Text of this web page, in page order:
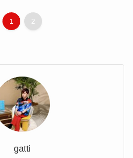
1 2
gatti